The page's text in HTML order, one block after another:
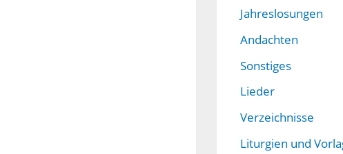
Jahreslosungen
Andachten
Sonstiges
Lieder
Verzeichnisse
Liturgien und